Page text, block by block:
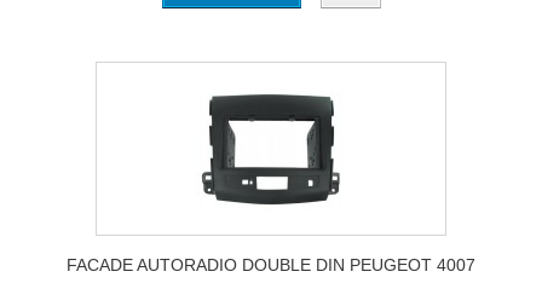
FACADE AUTORADIO DOUBLE DIN PEUGEOT 4007